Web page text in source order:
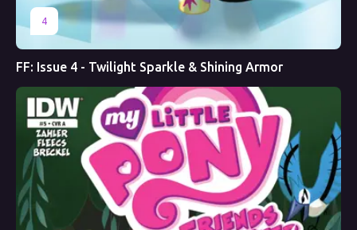
4
FF: Issue 4 - Twilight Sparkle & Shining Armor